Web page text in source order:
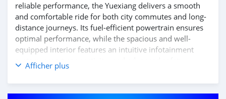
reliable performance, the Yuexiang delivers a smooth
and comfortable ride for both city commutes and long-
distance journeys. Its fuel-efficient powertrain ensures
optimal performance, while the spacious and well-
equipped interior features an intuitive infotainment
system, smart connectivity, and advanced safety
technologies for a secure and enjoyable driving
experience. Whether for business or everyday use, the
Yuexiang offers the perfect balance of practicality and
Afficher plus